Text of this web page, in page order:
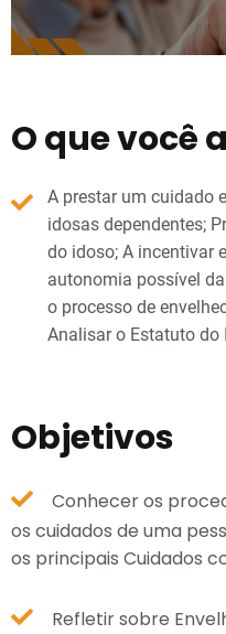
O que você
A prestar um cuidado
idosas dependentes;
do idoso; A incentivar
autonomia possível
o processo de
Analisar o Estatuto do
Objetivos
Conhecer os
os cuidados de uma
os principais Cuidados
Refletir sobre